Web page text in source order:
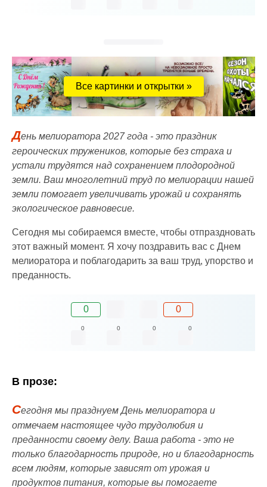
Все картинки и открытки »
День мелиоратора 2027 года - это праздник
героических тружеников, которые без страха и
устали трудятся над сохранением плодородной
земли. Ваш многолетний труд по мелиорации нашей
земли помогает увеличивать урожай и сохранять
экологическое равновесие.
Сегодня мы собираемся вместе, чтобы отпраздновать
этот важный момент. Я хочу поздравить вас с Днем
мелиоратора и поблагодарить за ваш труд, упорство и
преданность.
0 0
0 0 0 0
В прозе:
Сегодня мы празднуем День мелиоратора и
отмечаем настоящее чудо трудолюбия и
преданности своему делу. Ваша работа - это не
только благодарность природе, но и благодарность
всем людям, которые зависят от урожая и
продуктов питания, которые вы помогаете